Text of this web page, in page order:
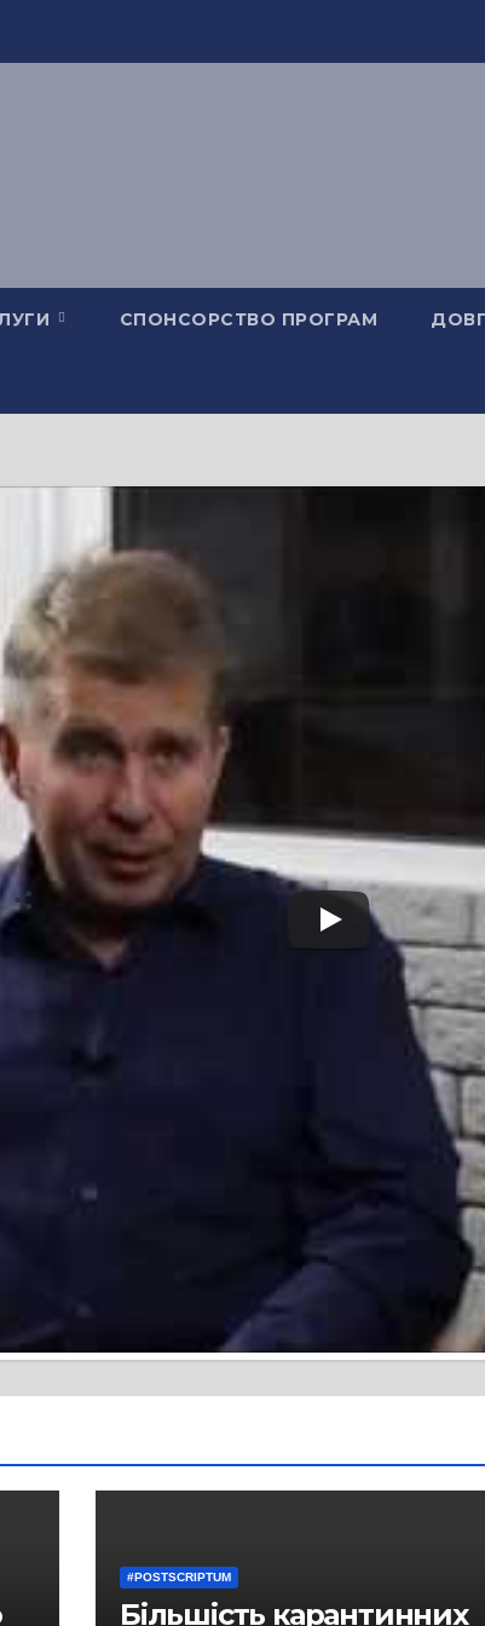
СПОНСОРСТВО ПРОГРАМ
протести в
#Олег Бурячок
формулу революційної ситуації та цитували
Більше
P.S.
війну місцевому
до влади “нові
#POSTSCRIPTUM
Більшість карантинних